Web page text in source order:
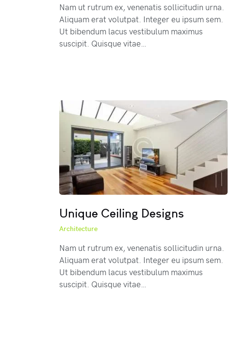
Nam ut rutrum ex, venenatis sollicitudin urna.
Aliquam erat volutpat. Integer eu ipsum sem.
Ut bibendum lacus vestibulum maximus
suscipit. Quisque vitae…
Unique Ceiling Designs
Architecture
Nam ut rutrum ex, venenatis sollicitudin urna.
Aliquam erat volutpat. Integer eu ipsum sem.
Ut bibendum lacus vestibulum maximus
suscipit. Quisque vitae…